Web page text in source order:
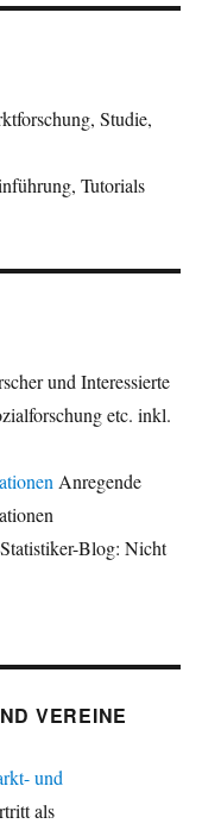
Studie,
Tutorials
und Interessierte
etc. inkl.
Anregende
Statistiker-Blog: Nicht
VEREINE
und
als